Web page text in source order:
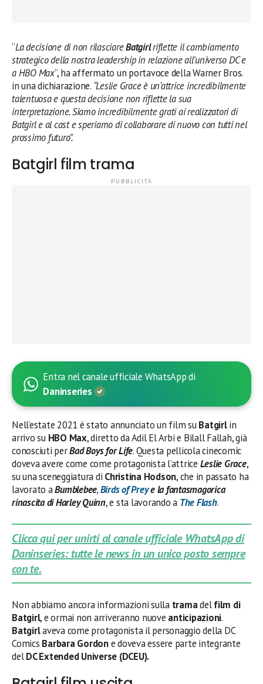
“La decisione di non rilasciareBatgirlriflette il cambiamento
strategico della nostra leadership in relazione all’universo DC e
a HBO Max“, ha affermato un portavoce della Warner Bros.
in una dichiarazione. “Leslie Grace è un’attrice incredibilmente
talentuosa e questa decisione non riflette la sua
interpretazione. Siamo incredibilmente grati ai realizzatori di
Batgirl e al cast e speriamo di collaborare di nuovo con tutti nel
prossimo futuro”.
Batgirl film trama
Entra nel canale ufficiale WhatsApp di
Daninseries
Nell’estate 2021 è stato annunciato un film suBatgirlin
arrivo su HBO Max, diretto da Adil El Arbi e Bilall Fallah, già
conosciuti perBad Boys for Life. Questa pellicola cinecomic
doveva avere come come protagonista l’attrice Leslie Grace,
su una sceneggiatura di Christina Hodson, che in passato ha
lavorato aBumblebee,Birds of Preye la fantasmagorica
rinascita di Harley Quinn, e sta lavorando a The Flash.
Clicca qui per unirti al canale ufficiale WhatsApp di
Daninseries: tutte le news in un unico posto sempre
con te.
Non abbiamo ancora informazioni sulla tramadelfilm di
Batgirl, e ormai non arriveranno nuove anticipazioni.
Batgirlaveva come protagonista il personaggio della DC
Comics Barbara Gordone doveva essere parte integrante
delDC Extended Universe (DCEU).